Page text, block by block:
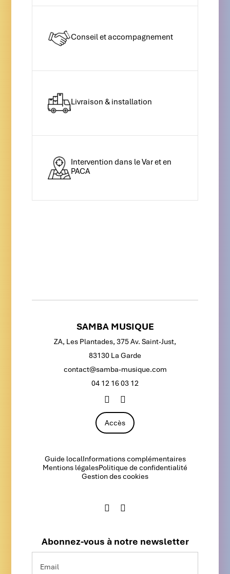
Conseil et accompagnement
Livraison & installation
Intervention dans le Var et en
PACA
SAMBA MUSIQUE
ZA, Les Plantades, 375 Av. Saint-Just,
83130 La Garde
contact@samba-musique.com
04 12 16 03 12
Accès
Guide localInformations complémentaires
Mentions légalesPolitique de confidentialité
Gestion des cookies
Abonnez-vous à notre newsletter
Email